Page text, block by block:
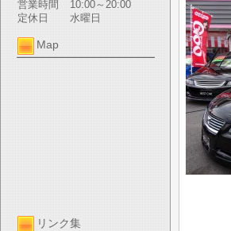
営業時間
10:00～20:00
定休日
水曜日
Map
リンク集